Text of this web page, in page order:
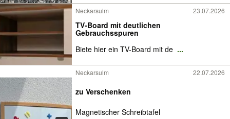
Neckarsulm 23.07.2026
TV-Board mit deutlichen
Gebrauchsspuren
Biete hier ein TV-Board mit de ...
Neckarsulm 22.07.2026
zu Verschenken
Magnetischer Schreibtafel